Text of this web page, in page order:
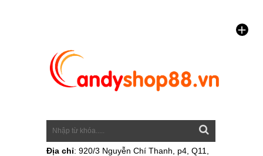
Địa chỉ: 920/3 Nguyễn Chí Thanh, p4, Q11,